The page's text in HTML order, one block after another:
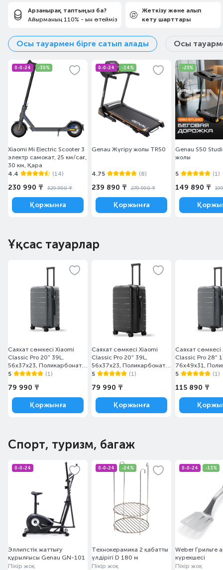
Арзанырақ таптыңыз ба?
Айырманың 110% - ын өтейміз
Жеткізу және алып
кету шарттары
Осы тауармен бірге сатып алады Осы
0-0-24 -30%
Xiaomi Mi Electric Scooter 3
электр самокат, 25 км/сағ,
30 км, Қара
4.4
(14)
230 990 ₸ 329 990 ₸
Қоржынға
0-0-24 -14%
Genau Жүгіру жолы TR50
4.75 (8)
239 890 ₸ 279 990 ₸
Қоржынға
-25%
Genau S50
жолы
5 (1)
149 890 ₸
Ұқсас тауарлар
Саяхат сөмкесі Xiaomi
Classic Pro 20" 39L,
56x37x23, Поликарбонат,
Gray (BHR8603GL)
5 (1)
79 990 ₸
Қоржынға
Саяхат сөмкесі Xiaomi
Classic Pro 20" 39L,
56x37x23, Поликарбонат,
Black (BHR8602GL)
5 (1)
79 990 ₸
Қоржынға
Саяхат сөмкесі
Classic Pro 28"
76x49x31,
Gray
5 (1)
115 890 ₸
Спорт, туризм, багаж
0-0-24
Эллипстік жаттығу
құрылғысы Genau GN-101
Пікір жоқ
0-0-24 -24%
Технокерамика 2 қабатты
үлдірігі D 180 м
Пікір жоқ
0-0-24 -13%
Weber Грильге
күрекшесі
Пікір жоқ